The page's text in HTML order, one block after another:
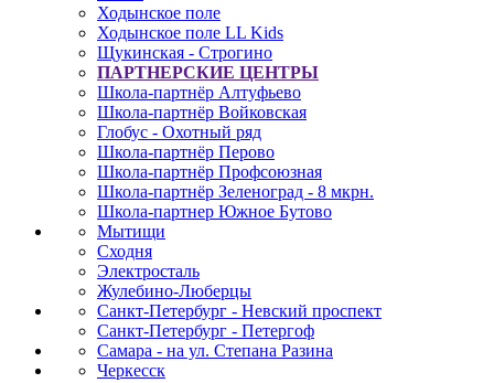
Ходынское поле
Ходынское поле LL Kids
Щукинская - Строгино
ПАРТНЕРСКИЕ ЦЕНТРЫ
Школа-партнёр Алтуфьево
Школа-партнёр Войковская
Глобус - Охотный ряд
Школа-партнёр Перово
Школа-партнёр Профсоюзная
Школа-партнёр Зеленоград - 8 мкрн.
Школа-партнер Южное Бутово
Мытищи
Сходня
Электросталь
Жулебино-Люберцы
Санкт-Петербург - Невский проспект
Санкт-Петербург - Петергоф
Самара - на ул. Степана Разина
Черкесск